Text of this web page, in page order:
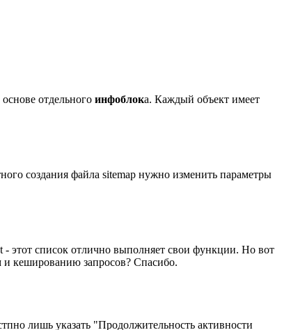
отдельного инфоблока. Каждый объект имеет
создания файла sitemap нужно изменить параметры
этот список отлично выполняет свои функции. Но вот
и кешированию запросов? Спасибо.
лишь указать "Продолжительность активности